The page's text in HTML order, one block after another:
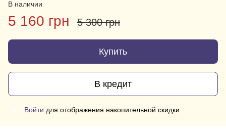
В наличии
5 160 грн 5 300 грн
Купить
В кредит
Войти для отображения накопительной скидки